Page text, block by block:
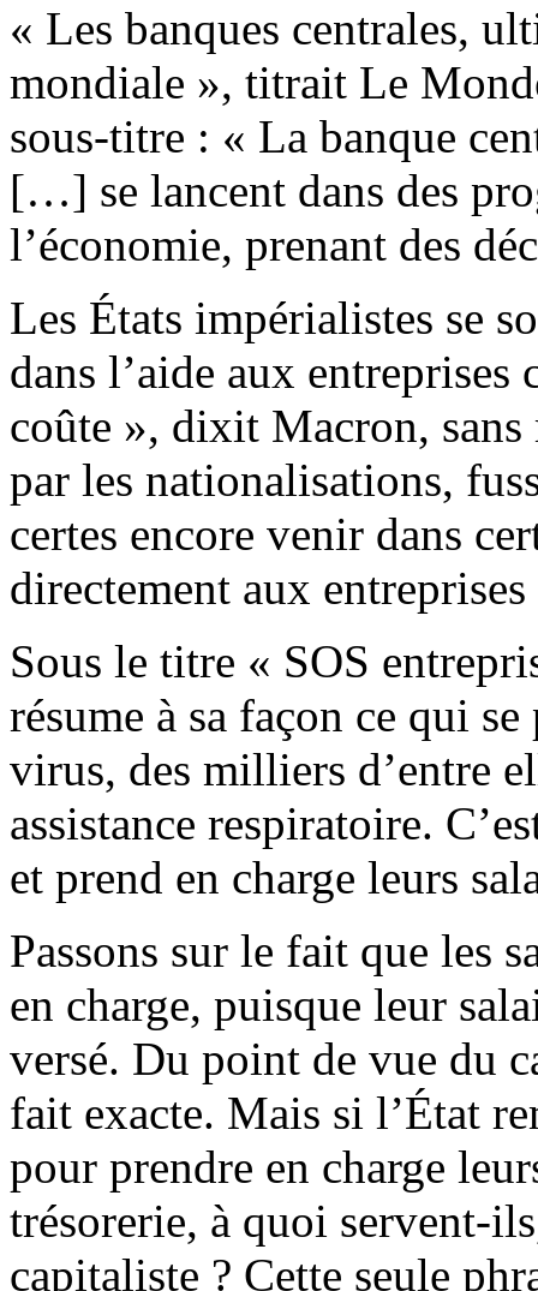
« Les banques centrales,
mondiale », titrait Le
sous-titre : « La banque
[…] se lancent dans des
l’économie, prenant des
Les États impérialistes se
dans l’aide aux
coûte », dixit Macron, sans
par les nationalisations,
certes encore venir dans
directement aux
Sous le titre « SOS
résume à sa façon ce qui
virus, des milliers d’entre
assistance respiratoire.
et prend en charge leurs
Passons sur le fait que les
en charge, puisque leur
versé. Du point de vue du
fait exacte. Mais si l’État
pour prendre en charge
trésorerie, à quoi servent-
capitaliste ? Cette seule